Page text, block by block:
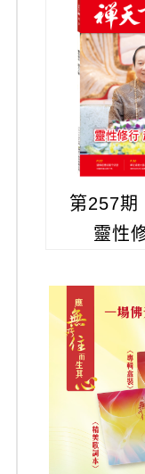
第257期
靈性